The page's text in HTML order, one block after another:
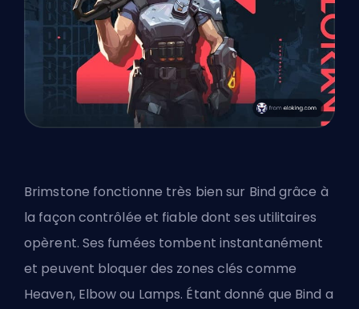
Brimstone fonctionne très bien sur Bind grâce à
la façon contrôlée et fiable dont ses utilitaires
opèrent. Ses fumées tombent instantanément
et peuvent bloquer des zones clés comme
Heaven, Elbow ou Lamps. Étant donné que Bind a